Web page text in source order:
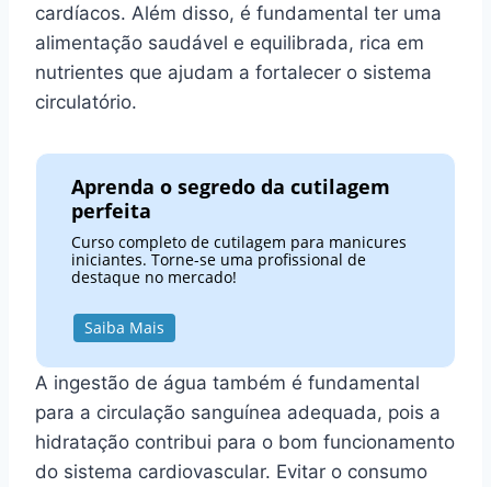
cardíacos. Além disso, é fundamental ter uma
alimentação saudável e equilibrada, rica em
nutrientes que ajudam a fortalecer o sistema
circulatório.
Aprenda o segredo da cutilagem
perfeita
Curso completo de cutilagem para manicures
iniciantes. Torne-se uma profissional de
destaque no mercado!
Saiba Mais
A ingestão de água também é fundamental
para a circulação sanguínea adequada, pois a
hidratação contribui para o bom funcionamento
do sistema cardiovascular. Evitar o consumo